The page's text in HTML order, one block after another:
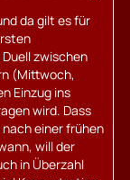
da gilt es für
zwischen
(Mittwoch,
Einzug ins
wird. Dass
nach einer frühen
will der
in Überzahl